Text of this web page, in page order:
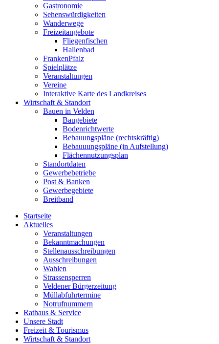
Gastronomie
Sehenswürdigkeiten
Wanderwege
Freizeitangebote
Fliegenfischen
Hallenbad
FrankenPfalz
Spielplätze
Veranstaltungen
Vereine
Interaktive Karte des Landkreises
Wirtschaft & Standort
Bauen in Velden
Baugebiete
Bodenrichtwerte
Bebauungspläne (rechtskräftig)
Bebauuungspläne (in Aufstellung)
Flächennutzungsplan
Standortdaten
Gewerbebetriebe
Post & Banken
Gewerbegebiete
Breitband
Startseite
Aktuelles
Veranstaltungen
Bekanntmachungen
Stellenausschreibungen
Ausschreibungen
Wahlen
Strassensperren
Veldener Bürgerzeitung
Müllabfuhrtermine
Notrufnummern
Rathaus & Service
Unsere Stadt
Freizeit & Tourismus
Wirtschaft & Standort